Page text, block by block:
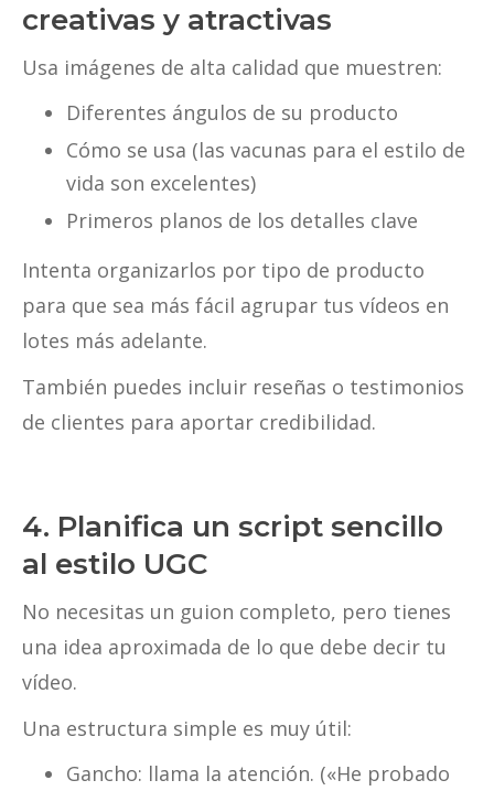
creativas y atractivas
Usa imágenes de alta calidad que muestren:
Diferentes ángulos de su producto
Cómo se usa (las vacunas para el estilo de
vida son excelentes)
Primeros planos de los detalles clave
Intenta organizarlos por tipo de producto
para que sea más fácil agrupar tus vídeos en
lotes más adelante.
También puedes incluir reseñas o testimonios
de clientes para aportar credibilidad.
4. Planifica un script sencillo
al estilo UGC
No necesitas un guion completo, pero tienes
una idea aproximada de lo que debe decir tu
vídeo.
Una estructura simple es muy útil:
Gancho: llama la atención. («He probado